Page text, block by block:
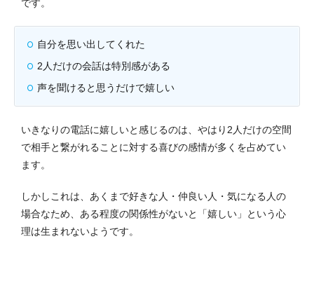
です。
自分を思い出してくれた
2人だけの会話は特別感がある
声を聞けると思うだけで嬉しい
いきなりの電話に嬉しいと感じるのは、やはり2人だけの空間
で相手と繋がれることに対する喜びの感情が多くを占めてい
ます。
しかしこれは、あくまで好きな人・仲良い人・気になる人の
場合なため、ある程度の関係性がないと「嬉しい」という心
理は生まれないようです。